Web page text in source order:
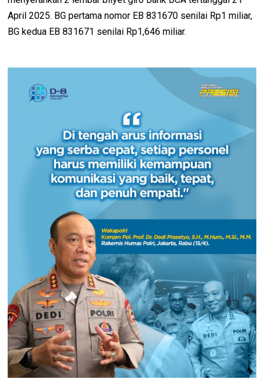
April 2025. BG pertama nomor EB 831670 senilai Rp1 miliar,
BG kedua EB 831671 senilai Rp1,646 miliar.